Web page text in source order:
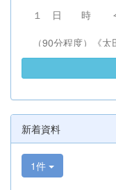
山伝授していただ
れからもやって
とても充実した2
りがとうございま
わりして2年生が
います。 （１年
乃
１ 日 時 令和
【午前の部
（90分程度）《
【午後の部
（90分程度）
太田市民会館 （
（駐
住所：太
話：０２７６
年３月卒業見込み
員 〇中学校
（ただし、
新着資料
1件